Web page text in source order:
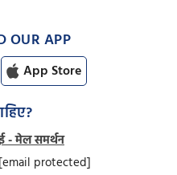
OUR APP
App Store
- मेल समर्थन
[email protected]